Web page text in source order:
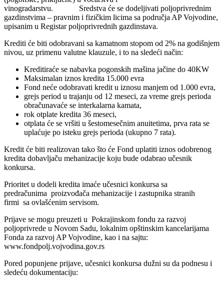
vinogradarstvu. Sredstva će se dodeljivati poljoprivrednim
gazdinstvima – pravnim i fizičkim licima sa područja AP Vojvodine,
upisanim u Registar poljoprivrednih gazdinstava.
Krediti će biti odobravani sa kamatnom stopom od 2% na godišnjem
nivou, uz primenu valutne klauzule, i to na sledeći način:
Kreditiraće se nabavka pogonskih mašina jačine do 40KW
Maksimalan iznos kredita 15.000 evra
Fond neće odobravati kredit u iznosu manjem od 1.000 evra,
grejs period u trajanju od 12 meseci, za vreme grejs perioda
obračunavaće se interkalarna kamata,
rok otplate kredita 36 meseci,
otplata će se vršiti u šestomesečnim anuitetima, prva rata se
uplaćuje po isteku grejs perioda (ukupno 7 rata).
Kredit će biti realizovan tako što će Fond uplatiti iznos odobrenog
kredita dobavljaču mehanizacije koju bude odabrao učesnik
konkursa.
Prioritet u dodeli kredita imaće učesnici konkursa sa
predračunima proizvođača mehanizacije i zastupnika stranih
firmi sa ovlašćenim servisom.
Prijave se mogu preuzeti u Pokrajinskom fondu za razvoj
poljoprivrede u Novom Sadu, lokalnim opštinskim kancelarijama
Fonda za razvoj AP Vojvodine, kao i na sajtu:
www.fondpolj.vojvodina.gov.rs
Pored popunjene prijave, učesnici konkursa dužni su da podnesu i
sledeću dokumentaciju: